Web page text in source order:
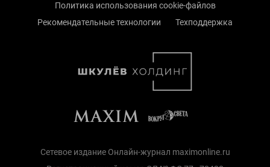
Политика использования cookie-файлов
Рекомендательные технологии
Техподдержка
Сетевое издание Онлайн-журнал maximonline.ru